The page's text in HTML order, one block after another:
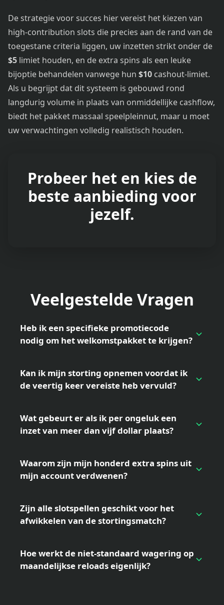
De strategie voor succes hier vereist het kiezen van
high-contribution slots die precies aan de rand van de
toegestane criteria liggen, uw inzetten strikt onder de
$5 limiet houden, en de extra spins als een leuke
bijoptie behandelen vanwege hun $10 cashout-limiet.
Als u begrijpt dat dit systeem is gebouwd rond
langdurig volume in plaats van onmiddellijke cashflow,
biedt het pakket massaal speelpleinnut, maar u moet
uw verwachtingen volledig realistisch houden.
Probeer het en kies de
beste aanbieding voor
jezelf.
Veelgestelde Vragen
Heb ik een specifieke promotiecode
nodig om het welkomstpakket te krijgen?
Kan ik mijn storting opnemen voordat ik
de veertig keer vereiste heb vervuld?
Wat gebeurt er als ik per ongeluk een
inzet van meer dan vijf dollar plaats?
Waarom zijn mijn honderd extra spins uit
mijn account verdwenen?
Zijn alle slotspellen geschikt voor het
afwikkelen van de stortingsmatch?
Hoe werkt de niet-standaard wagering op
maandelijkse reloads eigenlijk?